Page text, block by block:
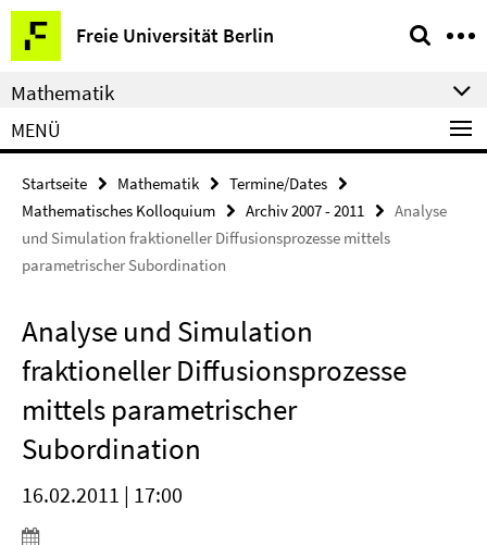
Springe
direkt
zu
Inhalt
Freie Universität Berlin
Service-
Navigation
Mathematik
MENÜ
Startseite Mathematik
Termine/Dates
Mathematisches Kolloquium
Archiv 2007 - 2011
Analyse
und Simulation fraktioneller Diffusionsprozesse mittels
parametrischer Subordination
Analyse und Simulation
fraktioneller Diffusionsprozesse
mittels parametrischer
Subordination
16.02.2011 | 17:00